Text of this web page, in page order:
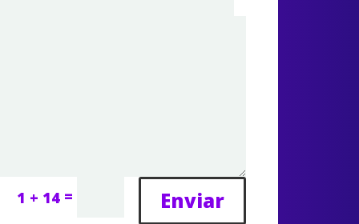
1 + 14 = Enviar